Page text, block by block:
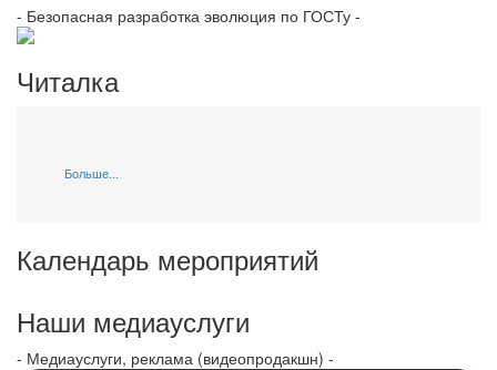
- Безопасная разработка эволюция по ГОСТу -
Читалка
Больше...
Календарь мероприятий
Наши медиауслуги
- Медиауслуги, реклама (видеопродакшн) -